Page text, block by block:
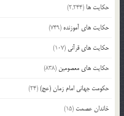
حکایت ها (2,244)
حکایت های آموزنده (749)
حکایت های قرآنی (107)
حکایت های معصومین (838)
حکومت جهانی امام زمان (عج)(24)
خاندان عصمت (15)